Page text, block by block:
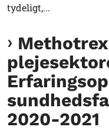
tydeligt,...
2020-2021